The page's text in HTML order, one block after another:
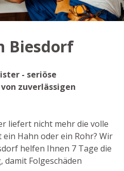
Biesdorf
- seriöse
zuverlässigen
liefert nicht mehr die volle
Hahn oder ein Rohr? Wir
helfen Ihnen 7 Tage die
damit Folgeschäden